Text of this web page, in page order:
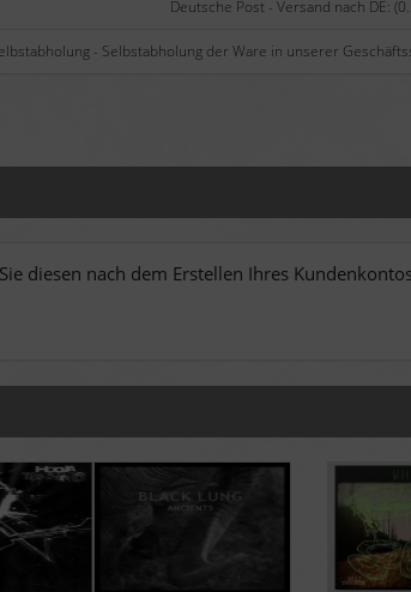
Deutsche Post - Versand nach DE:
- Selbstabholung der Ware in unserer
diesen nach dem Erstellen Ihres